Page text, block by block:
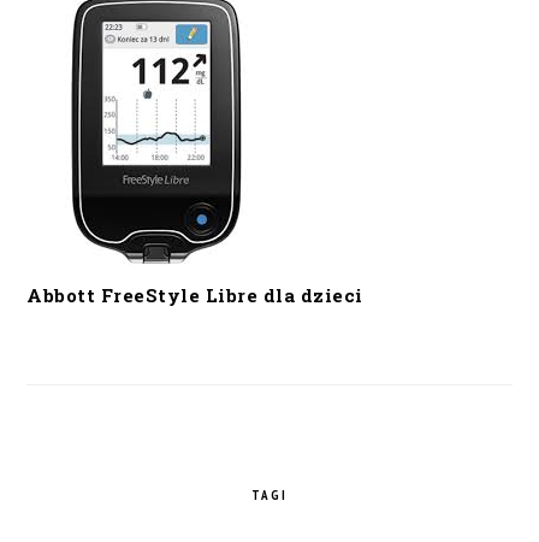
Abbott FreeStyle Libre dla dzieci
TAGI